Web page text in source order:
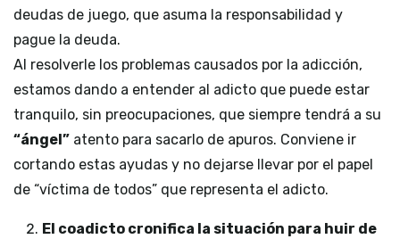
deudas de juego, que asuma la responsabilidad y
pague la deuda.
Al resolverle los problemas causados por la adicción,
estamos dando a entender al adicto que puede estar
tranquilo, sin preocupaciones, que siempre tendrá a su
“ángel” atento para sacarlo de apuros. Conviene ir
cortando estas ayudas y no dejarse llevar por el papel
de “víctima de todos” que representa el adicto.
El coadicto cronifica la situación para huir de